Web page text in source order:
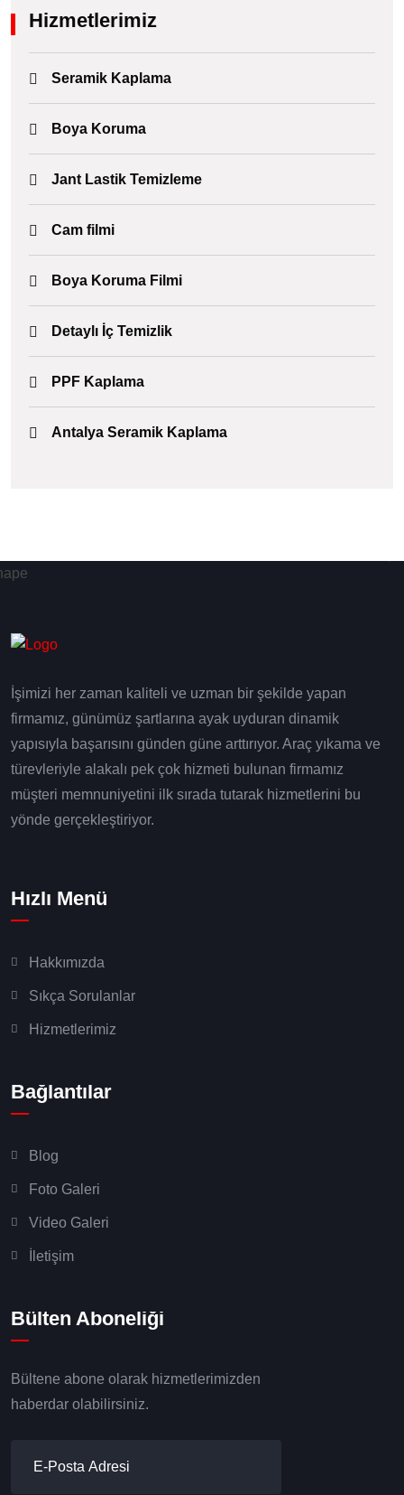
Hizmetlerimiz
Seramik Kaplama
Boya Koruma
Jant Lastik Temizleme
Cam filmi
Boya Koruma Filmi
Detaylı İç Temizlik
PPF Kaplama
Antalya Seramik Kaplama
İşimizi her zaman kaliteli ve uzman bir şekilde yapan
firmamız, günümüz şartlarına ayak uyduran dinamik
yapısıyla başarısını günden güne arttırıyor. Araç yıkama ve
türevleriyle alakalı pek çok hizmeti bulunan firmamız
müşteri memnuniyetini ilk sırada tutarak hizmetlerini bu
yönde gerçekleştiriyor.
Hızlı Menü
Hakkımızda
Sıkça Sorulanlar
Hizmetlerimiz
Bağlantılar
Blog
Foto Galeri
Video Galeri
İletişim
Bülten Aboneliği
Bültene abone olarak hizmetlerimizden
haberdar olabilirsiniz.